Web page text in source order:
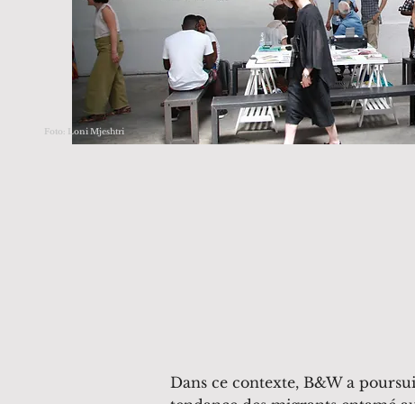
Foto: Loni Mjeshtri
Dans ce contexte, B&W a